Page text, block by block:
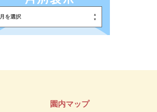
月を選択
園内マップ